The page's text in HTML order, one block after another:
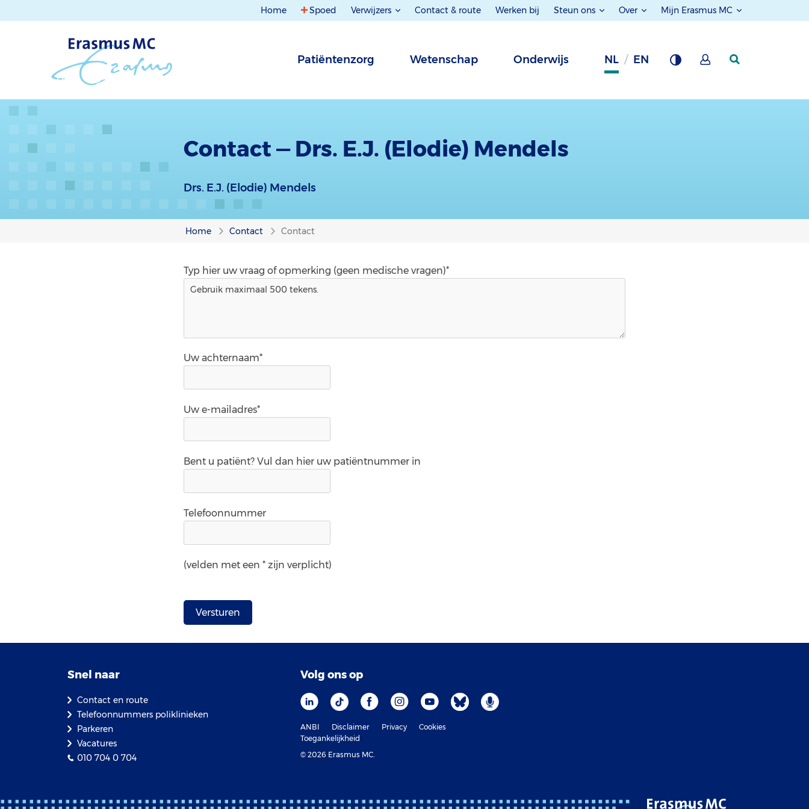
Home Spoed Verwijzers Contact & route Werken bij Steun ons Over Mijn Erasmus MC
Patiëntenzorg Wetenschap Onderwijs NL EN
Contact — Drs. E.J. (Elodie) Mendels
Drs. E.J. (Elodie) Mendels
Home Contact Contact
Typ hier uw vraag of opmerking (geen medische vragen)*
Uw achternaam*
Uw e-mailadres*
Bent u patiënt? Vul dan hier uw patiëntnummer in
Telefoonnummer
(velden met een * zijn verplicht)
Snel naar
Contact en route
Telefoonnummers poliklinieken
Parkeren
Vacatures
010 704 0 704
Volg ons op
ANBI Disclaimer Privacy
Cookies
Toegankelijkheid
© 2026 Erasmus MC.